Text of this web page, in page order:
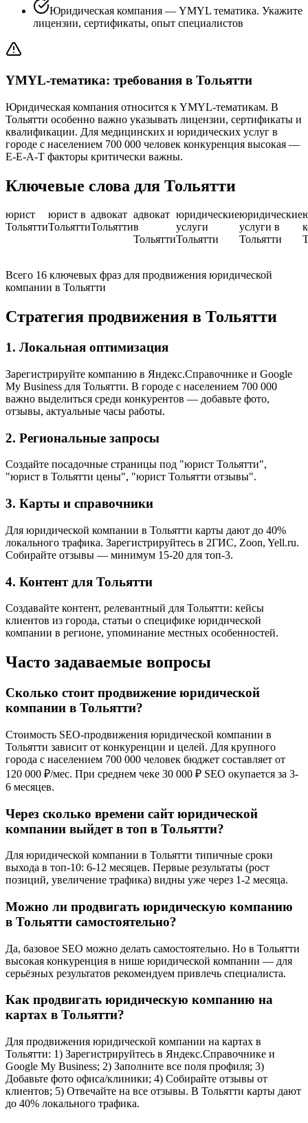
Юридическая компания — YMYL тематика. Укажите
лицензии, сертификаты, опыт специалистов
YMYL-тематика: требования в Тольятти
Юридическая компания относится к YMYL-тематикам. В
Тольятти особенно важно указывать лицензии, сертификаты и
квалификации. Для медицинских и юридических услуг в
городе с населением 700 000 человек конкуренция высокая —
E-E-A-T факторы критически важны.
Ключевые слова для Тольятти
юрист
Тольятти
юрист в
Тольятти
адвокат
Тольятти
адвокат
в
Тольятти
юридические
услуги
Тольятти
юридические
услуги в
Тольятти
Всего 16 ключевых фраз для продвижения юридической
компании в Тольятти
Стратегия продвижения в Тольятти
1. Локальная оптимизация
Зарегистрируйте компанию в Яндекс.Справочнике и Google
My Business для Тольятти. В городе с населением 700 000
важно выделиться среди конкурентов — добавьте фото,
отзывы, актуальные часы работы.
2. Региональные запросы
Создайте посадочные страницы под "юрист Тольятти",
"юрист в Тольятти цены", "юрист Тольятти отзывы".
3. Карты и справочники
Для юридической компании в Тольятти карты дают до 40%
локального трафика. Зарегистрируйтесь в 2ГИС, Zoon, Yell.ru.
Собирайте отзывы — минимум 15-20 для топ-3.
4. Контент для Тольятти
Создавайте контент, релевантный для Тольятти: кейсы
клиентов из города, статьи о специфике юридической
компании в регионе, упоминание местных особенностей.
Часто задаваемые вопросы
Сколько стоит продвижение юридической
компании в Тольятти?
Стоимость SEO-продвижения юридической компании в
Тольятти зависит от конкуренции и целей. Для крупного
города с населением 700 000 человек бюджет составляет от
120 000 ₽/мес. При среднем чеке 30 000 ₽ SEO окупается за 3-
6 месяцев.
Через сколько времени сайт юридической
компании выйдет в топ в Тольятти?
Для юридической компании в Тольятти типичные сроки
выхода в топ-10: 6-12 месяцев. Первые результаты (рост
позиций, увеличение трафика) видны уже через 1-2 месяца.
Можно ли продвигать юридическую компанию
в Тольятти самостоятельно?
Да, базовое SEO можно делать самостоятельно. Но в Тольятти
высокая конкуренция в нише юридической компании — для
серьёзных результатов рекомендуем привлечь специалиста.
Как продвигать юридическую компанию на
картах в Тольятти?
Для продвижения юридической компании на картах в
Тольятти: 1) Зарегистрируйтесь в Яндекс.Справочнике и
Google My Business; 2) Заполните все поля профиля; 3)
Добавьте фото офиса/клиники; 4) Собирайте отзывы от
клиентов; 5) Отвечайте на все отзывы. В Тольятти карты дают
до 40% локального трафика.